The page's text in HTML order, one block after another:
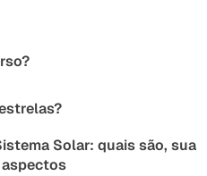
Solar: quais são, sua